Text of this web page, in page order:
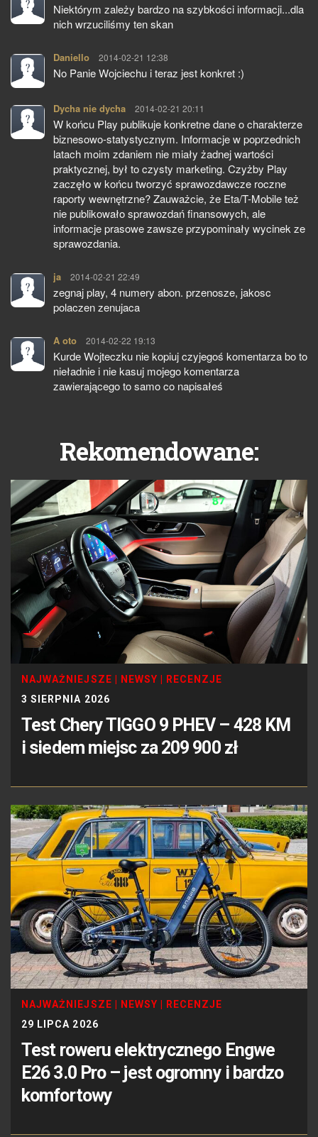
Niektórym zależy bardzo na szybkości informacji...dla
nich wrzuciliśmy ten skan
Daniello pisze:
2014-02-21 12:38
No Panie Wojciechu i teraz jest konkret :)
Dycha nie dycha pisze:
2014-02-21 20:11
W końcu Play publikuje konkretne dane o charakterze
biznesowo-statystycznym. Informacje w poprzednich
latach moim zdaniem nie miały żadnej wartości
praktycznej, był to czysty marketing. Czyżby Play
zaczęło w końcu tworzyć sprawozdawcze roczne
raporty wewnętrzne? Zauważcie, że Eta/T-Mobile też
nie publikowało sprawozdań finansowych, ale
informacje prasowe zawsze przypominały wycinek ze
sprawozdania.
ja pisze:
2014-02-21 22:49
zegnaj play, 4 numery abon. przenosze, jakosc
polaczen zenujaca
A oto pisze:
2014-02-22 19:13
Kurde Wojteczku nie kopiuj czyjegoś komentarza bo to
nieładnie i nie kasuj mojego komentarza
zawierającego to samo co napisałeś
Rekomendowane:
NAJWAŻNIEJSZE NEWSY
RECENZJE
3 SIERPNIA 2026
Test Chery TIGGO 9 PHEV – 428 KM
i siedem miejsc za 209 900 zł
NAJWAŻNIEJSZE NEWSY
RECENZJE
29 LIPCA 2026
Test roweru elektrycznego Engwe
E26 3.0 Pro – jest ogromny i bardzo
komfortowy